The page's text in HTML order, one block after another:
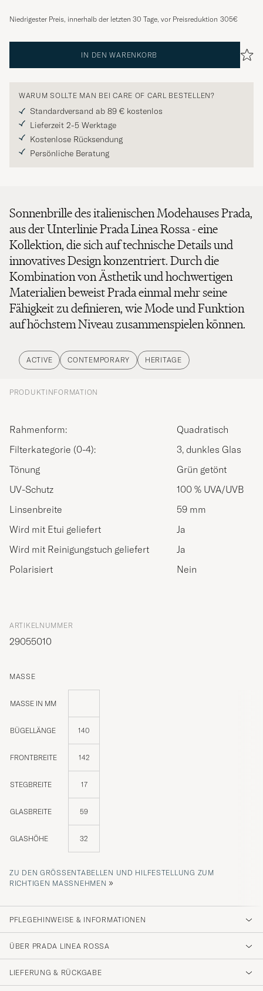
Niedrigester Preis, innerhalb der letzten 30 Tage, vor Preisreduktion 305€
IN DEN WARENKORB
WARUM SOLLTE MAN BEI CARE OF CARL BESTELLEN?
Standardversand ab 89 € kostenlos
Lieferzeit 2-5 Werktage
Kostenlose Rücksendung
Persönliche Beratung
Sonnenbrille des italienischen Modehauses Prada,
aus der Unterlinie Prada Linea Rossa - eine
Kollektion, die sich auf technische Details und
innovatives Design konzentriert. Durch die
Kombination von Ästhetik und hochwertigen
Materialien beweist Prada einmal mehr seine
Fähigkeit zu definieren, wie Mode und Funktion
auf höchstem Niveau zusammenspielen können.
ACTIVE CONTEMPORARY HERITAGE
PRODUKTINFORMATION
Rahmenform:
Quadratisch
Filterkategorie (0-4):
3, dunkles Glas
Tönung
Grün getönt
UV-Schutz
100 % UVA/UVB
Linsenbreite
59 mm
Wird mit Etui geliefert
Ja
Wird mit Reinigungstuch geliefert
Ja
Polarisiert
Nein
ARTIKELNUMMER
29055010
MASSE
MASSE IN MM
BÜGELLÄNGE 140
FRONTBREITE 142
STEGBREITE 17
GLASBREITE 59
GLASHÖHE 32
ZU DEN GRÖSSENTABELLEN UND HILFESTELLUNG ZUM R
ICHTIGEN MASSNEHMEN
»
PFLEGEHINWEISE & INFORMATIONEN
ÜBER PRADA LINEA ROSSA
LIEFERUNG & RÜCKGABE